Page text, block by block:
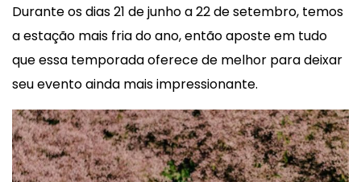
Durante os dias 21 de junho a 22 de setembro, temos
a estação mais fria do ano, então aposte em tudo
que essa temporada oferece de melhor para deixar
seu evento ainda mais impressionante.